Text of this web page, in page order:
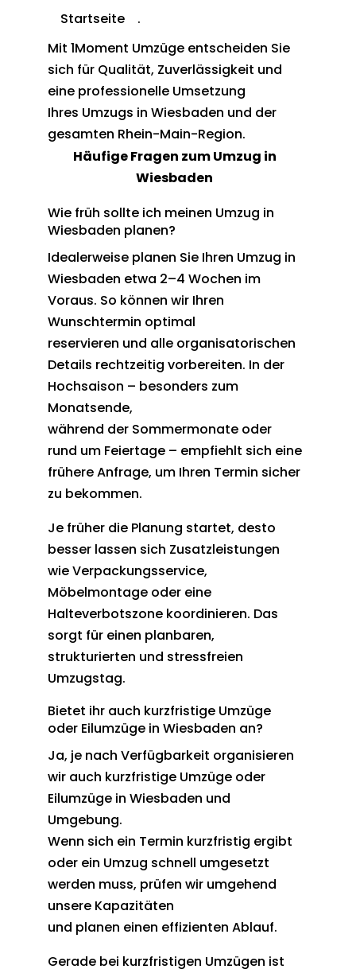
Startseite
.
Mit 1Moment Umzüge entscheiden Sie
sich für Qualität, Zuverlässigkeit und
eine professionelle Umsetzung
Ihres Umzugs in Wiesbaden und der
gesamten Rhein-Main-Region.
Häufige Fragen zum Umzug in
Wiesbaden
Wie früh sollte ich meinen Umzug in
Wiesbaden planen?
Idealerweise planen Sie Ihren Umzug in
Wiesbaden etwa 2–4 Wochen im
Voraus. So können wir Ihren
Wunschtermin optimal
reservieren und alle organisatorischen
Details rechtzeitig vorbereiten. In der
Hochsaison – besonders zum
Monatsende,
während der Sommermonate oder
rund um Feiertage – empfiehlt sich eine
frühere Anfrage, um Ihren Termin sicher
zu bekommen.
Je früher die Planung startet, desto
besser lassen sich Zusatzleistungen
wie Verpackungsservice,
Möbelmontage oder eine
Halteverbotszone koordinieren. Das
sorgt für einen planbaren,
strukturierten und stressfreien
Umzugstag.
Bietet ihr auch kurzfristige Umzüge
oder Eilumzüge in Wiesbaden an?
Ja, je nach Verfügbarkeit organisieren
wir auch kurzfristige Umzüge oder
Eilumzüge in Wiesbaden und
Umgebung.
Wenn sich ein Termin kurzfristig ergibt
oder ein Umzug schnell umgesetzt
werden muss, prüfen wir umgehend
unsere Kapazitäten
und planen einen effizienten Ablauf.
Gerade bei kurzfristigen Umzügen ist